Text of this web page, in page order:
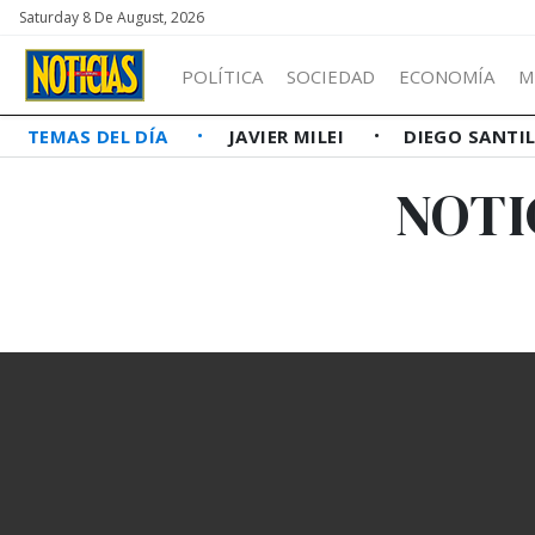
Saturday 8 De August, 2026
POLÍTICA SOCIEDAD ECONOMÍA
TEMAS DEL DÍA JAVIER MILEI DIEGO